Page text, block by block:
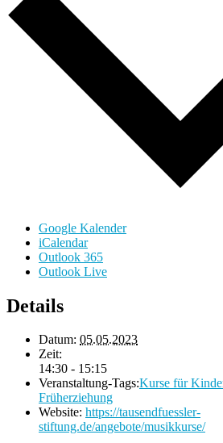
Google Kalender
iCalendar
Outlook 365
Outlook Live
Details
Datum: 05.05.2023
Zeit:
14:30 - 15:15
Veranstaltung-Tags:Kurse für
Früherziehung
Website: https://tausendfuessler-
stiftung.de/angebote/musikkurse/